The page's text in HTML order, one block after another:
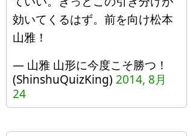
効いてくるはず。前を向け松本
山雅！
— 山雅 山形に今度こそ勝つ！
(ShinshuQuizKing) 2014, 8月
24